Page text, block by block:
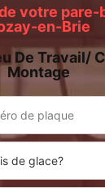
votre pare-
en-Brie
De Travail/
Montage